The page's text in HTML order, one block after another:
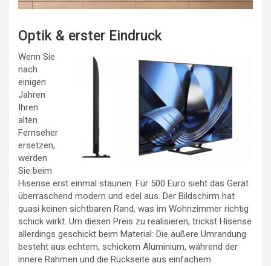
Optik & erster Eindruck
Wenn Sie
nach
einigen
Jahren
Ihren
alten
Fernseher
ersetzen,
werden
Sie beim
Hisense erst einmal staunen: Für 500 Euro sieht das Gerät
überraschend modern und edel aus. Der Bildschirm hat
quasi keinen sichtbaren Rand, was im Wohnzimmer richtig
schick wirkt. Um diesen Preis zu realisieren, trickst Hisense
allerdings geschickt beim Material: Die äußere Umrandung
besteht aus echtem, schickem Aluminium, während der
innere Rahmen und die Rückseite aus einfachem